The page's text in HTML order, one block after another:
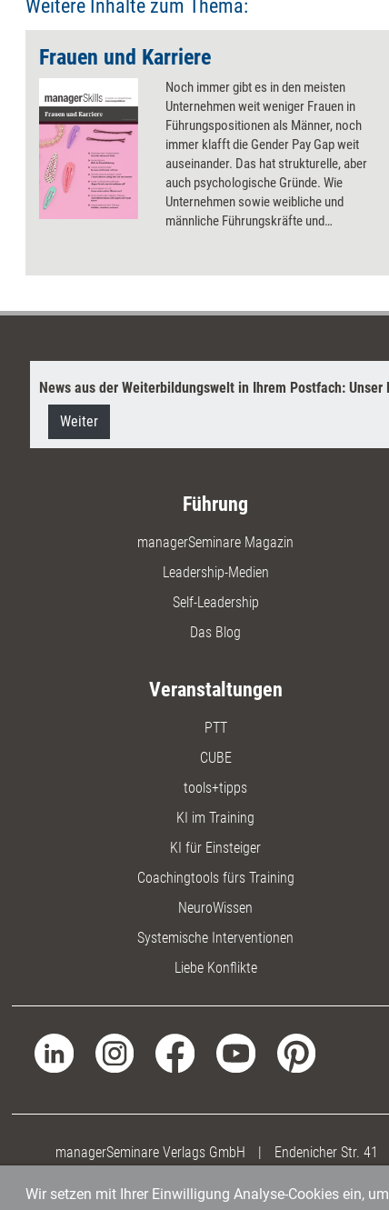
Weitere Inhalte zum Thema:
Frauen und Karriere
Noch immer gibt es in den meisten
Unternehmen weit weniger Frauen in
Führungspositionen als Männer, noch
immer klafft die Gender Pay Gap weit
auseinander. Das hat strukturelle, aber
auch psychologische Gründe. Wie
Unternehmen sowie weibliche und
männliche Führungskräfte und
Gerechtigkeit in der Organisation sorgen
News aus der Weiterbildungswelt in Ihrem Postfach: Unser
Weiter
Führung
managerSeminare Magazin
Leadership-Medien
Self-Leadership
Das Blog
Veranstaltungen
PTT
CUBE
tools+tipps
KI im Training
KI für Einsteiger
Coachingtools fürs Training
NeuroWissen
Systemische Interventionen
Liebe Konflikte
managerSeminare Verlags GmbH | Endenicher Str. 41
Wir setzen mit Ihrer Einwilligung Analyse-Cookies ein,